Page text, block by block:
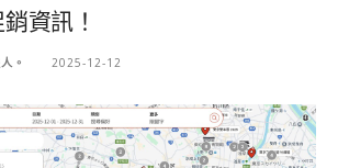
資訊！
。 2025-12-12